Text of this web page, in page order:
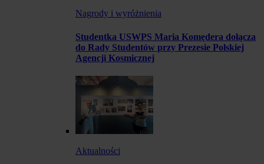
Nagrody i wyróżnienia
Studentka USWPS Maria Komędera dołącza
do Rady Studentów przy Prezesie Polskiej
Agencji Kosmicznej
Aktualności